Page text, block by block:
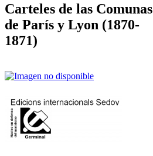
Carteles de las Comunas
de París y Lyon (1870-
1871)